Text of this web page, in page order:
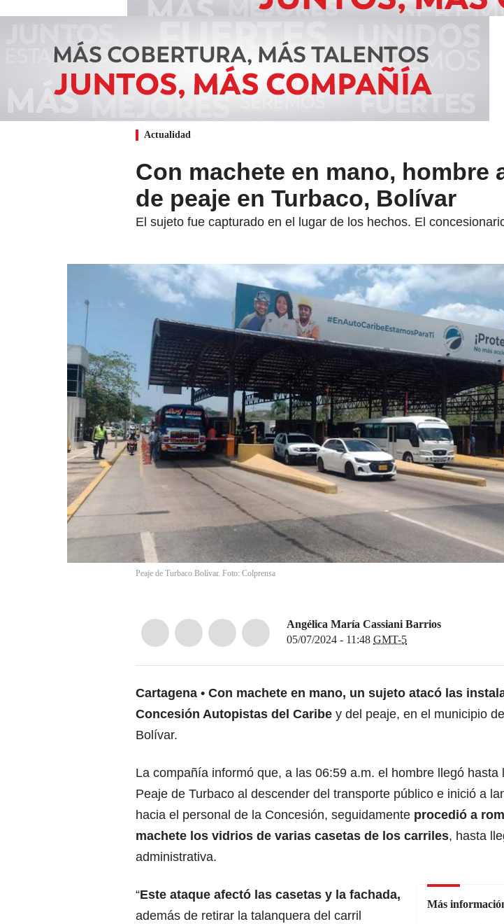
Actualidad
Con machete en mano, hombre
de peaje en Turbaco, Bolívar
El sujeto fue capturado en el lugar de los hechos. El
Peaje de Turbaco Bolívar. Foto: Colprensa
Angélica María Cassiani Barrios
05/07/2024 - 11:48 GMT-5
Cartagena
Con machete en mano, un sujeto atacó las
Concesión Autopistas del Caribe y del peaje, en el municipio
Bolívar.
La compañía informó que, a las 06:59 a.m. el hombre llegó hasta
Peaje de Turbaco al descender del transporte público e inició a
hacia el personal de la Concesión, seguidamente procedió a
machete los vidrios de varias casetas de los carriles, hasta
administrativa.
Más
“Este ataque afectó las casetas y la fachada,
además de retirar la talanquera del carril